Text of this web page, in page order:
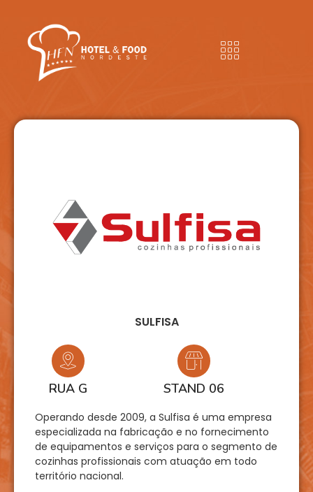
SULFISA
RUA G STAND 06
Operando desde 2009, a Sulfisa é uma empresa
especializada na fabricação e no fornecimento
de equipamentos e serviços para o segmento de
cozinhas profissionais com atuação em todo
território nacional.